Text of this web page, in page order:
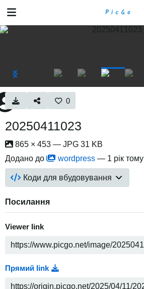
0
20250411023
865 × 453 — JPG 31 KB
Додано до
wordpress — 1 рік тому
Коди для вбудовування
Посилання
Viewer link
Прямий link